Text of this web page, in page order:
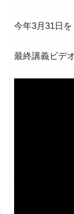
今年3月31日
最終講義ビデ